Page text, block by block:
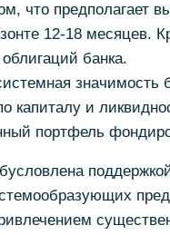
что предполагает
12-18 месяцев.
банка.
значимость
капиталу и
портфель